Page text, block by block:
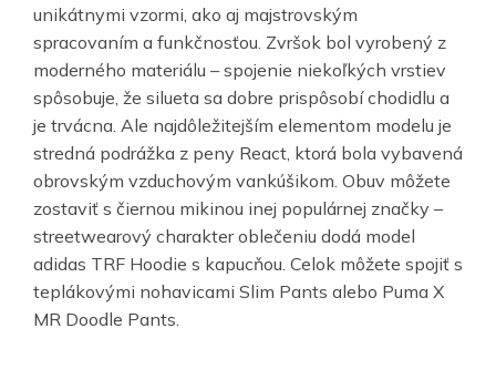
unikátnymi vzormi, ako aj majstrovským
spracovaním a funkčnosťou. Zvršok bol vyrobený z
moderného materiálu – spojenie niekoľkých vrstiev
spôsobuje, že silueta sa dobre prispôsobí chodidlu a
je trvácna. Ale najdôležitejším elementom modelu je
stredná podrážka z peny React, ktorá bola vybavená
obrovským vzduchovým vankúšikom. Obuv môžete
zostaviť s čiernou mikinou inej populárnej značky –
streetwearový charakter oblečeniu dodá model
adidas TRF Hoodie s kapucňou. Celok môžete spojiť s
teplákovými nohavicami Slim Pants alebo Puma X
MR Doodle Pants.